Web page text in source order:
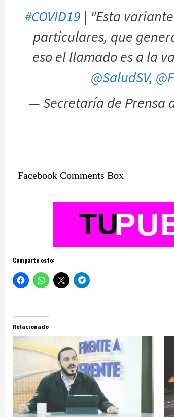
#COVID19 | "Esta
particulares, que
eso el llamado es a la
@SaludSV,
— Secretaría de Prensa
Facebook Comments Box
Comparte esto:
Relacionado